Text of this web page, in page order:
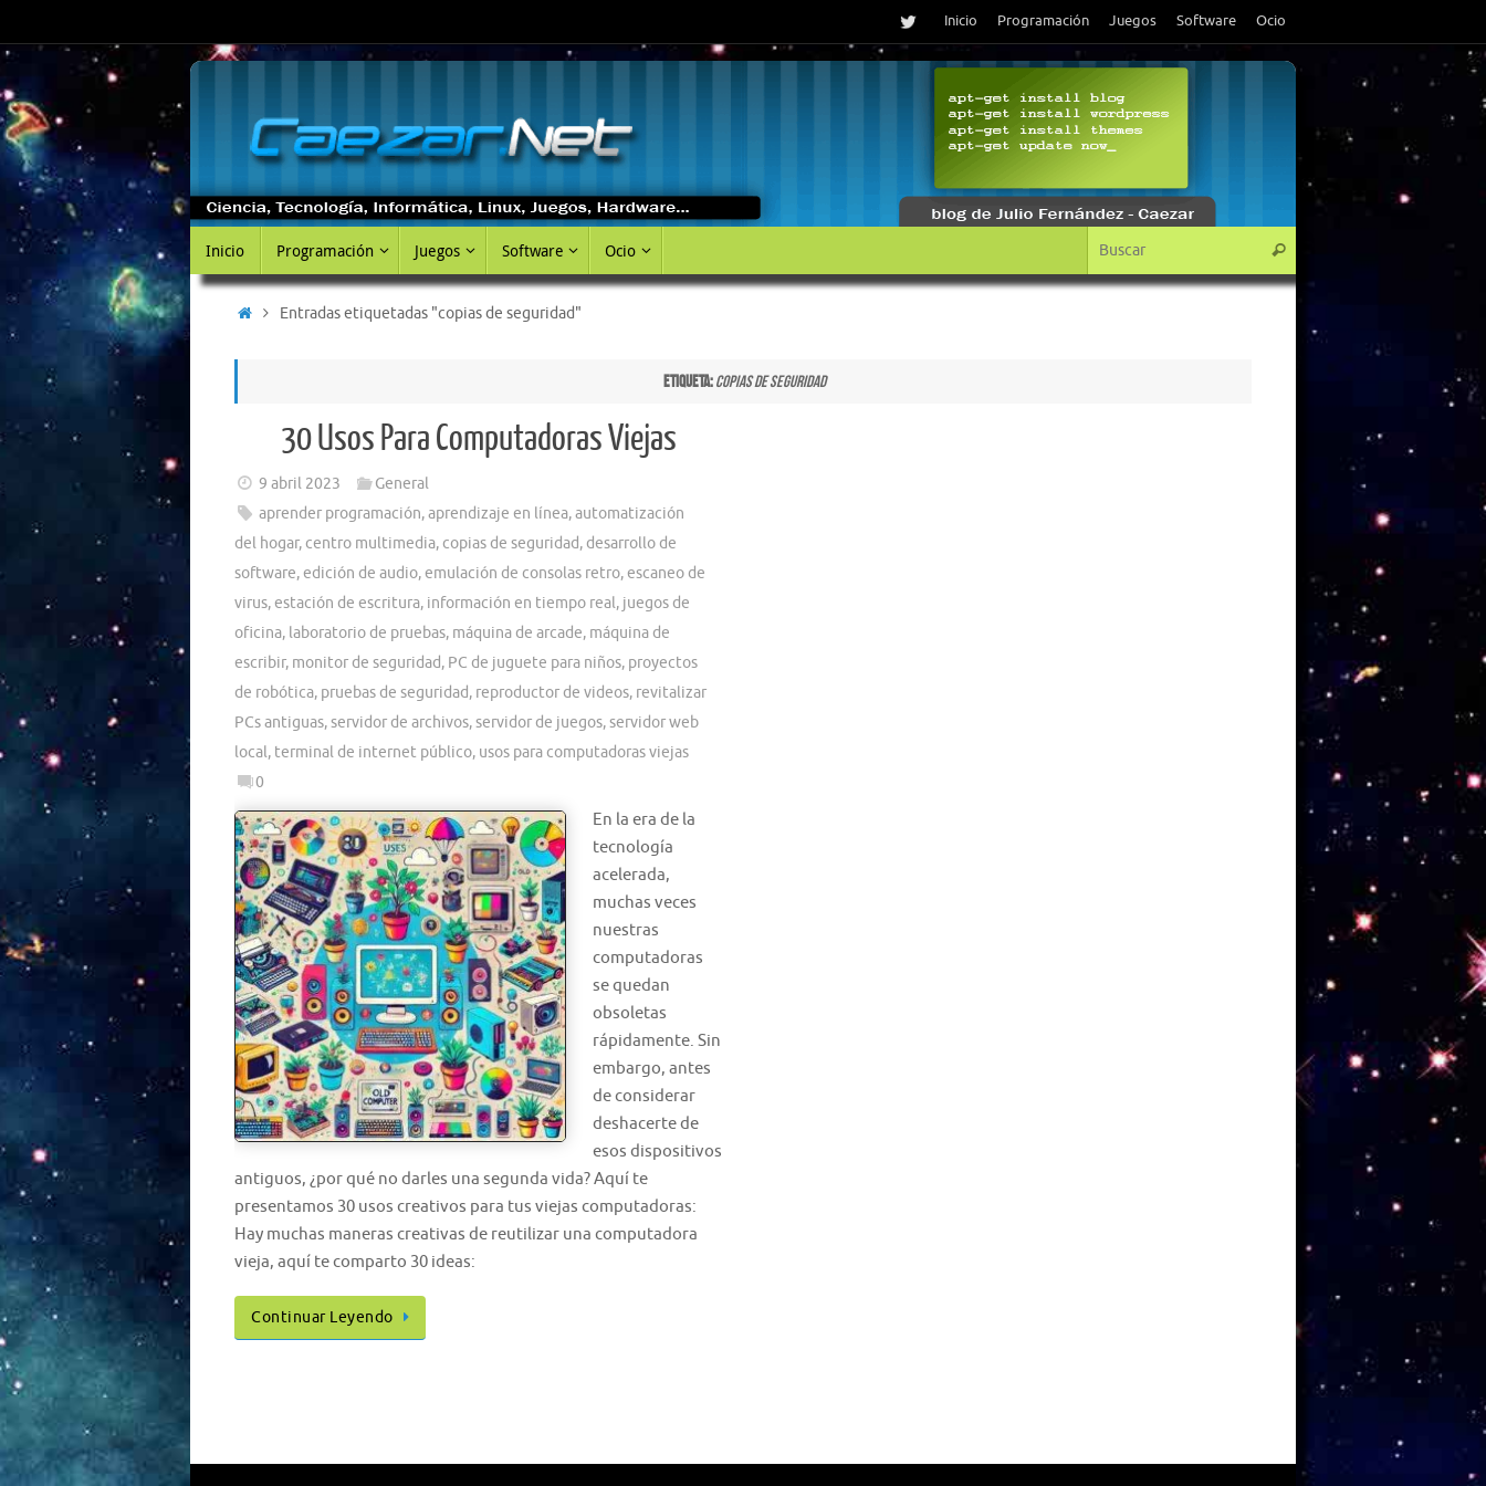
al
Inicio Programación Juegos Software Ocio
contenido
Inicio Programación Juegos Software Ocio Buscar
InicioEntradas etiquetadas "copias de seguridad"
Etiqueta:copias de seguridad
30 Usos Para Computadoras Viejas
9 abril 2023
General
aprender programación,aprendizaje en línea,automatización
del hogar, centro multimedia, copias de seguridad, desarrollo de
software,edición de audio,emulación de consolas retro,escaneo de
virus,estación de escritura, información en tiempo real, juegos de
oficina, laboratorio de pruebas, máquina de arcade, máquina de
escribir, monitor de seguridad, PC de juguete para niños, proyectos
de robótica, pruebas de seguridad, reproductor de videos, revitalizar
PCs antiguas,servidor de archivos,servidor de juegos,servidor web
local, terminal de internet público, usos para computadoras viejas
0
En la era de la
tecnología
acelerada,
muchas veces
nuestras
computadoras
se quedan
obsoletas
rápidamente. Sin
embargo, antes
de considerar
deshacerte de
esos dispositivos
antiguos, ¿por qué no darles una segunda vida? Aquí te
presentamos 30 usos creativos para tus viejas computadoras:
Hay muchas maneras creativas de reutilizar una computadora
vieja, aquí te comparto 30 ideas:
Continuar Leyendo